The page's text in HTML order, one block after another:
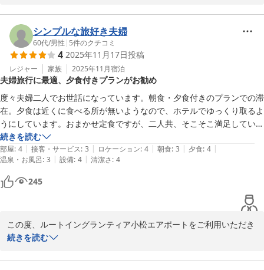
ごゆっくり長湯を楽しまれ、また大浴場付の宿泊施設を数多くご利
用された中で、ご評価いただけたことは、スタッフ一同の大きな励
みとなっております。
新館から本館へと続く屋外通路につきましては、季節や温度差でご
不便をおかけする場合がございますので、今後はさらなる快適性向
上に向けて対策を検討してまいります。
さらに、当ホテル周辺の飲食店が少ない中、地元のお店など貴重な
情報を提供頂き、感謝申し上げます。
今後もお客様の声を大切にし、快適で心安らぐひとときをお届けで
きるよう努めてまいります。
またのご利用お待ちしております。
フロント　陳
小松天然温泉ルートイングランティア小松エアポート
シンプルな旅好き夫婦
60代/男性 | 5件のクチコミ
4 2025年11月17日投稿
レジャー 家族 2025年11月宿泊
夫婦旅行に最適、夕食付きプランがお勧め
度々夫婦二人でお世話になっています。朝食・夕食付きのプランでの滞
在。夕食は近くに食べる所が無いようなので、ホテルでゆっくり取るよ
うにしています。おまかせ定食ですが、二人共、そこそこ満足していま
続きを読む
部屋: 4 | 接客・サービス: 3 | ロケーション: 4 | 朝食: 3 | 夕食: 4 |
温泉・お風呂: 3 | 設備: 4 | 清潔さ: 4
245
この度、ルートイングランティア小松エアポートをご利用いただき
まして、誠にありがとうございます。
ホテルでごゆっくりお食事をお楽しみいただけているとのこと、大
続きを読む